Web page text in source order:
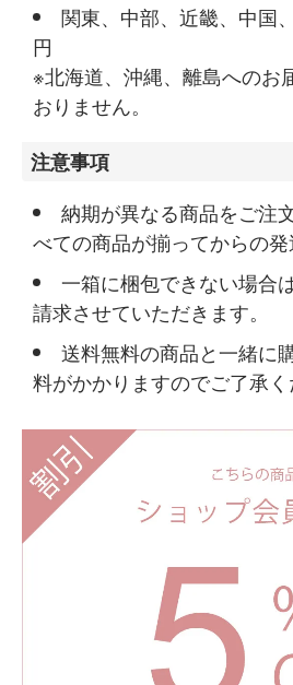
関東、中部、近畿、中国
円
※北海道、沖縄、離島へのお
おりません。
注意事項
納期が異なる商品をご注
べての商品が揃ってからの
一箱に梱包できない場合
請求させていただきます。
送料無料の商品と一緒に
料がかかりますのでご了承く